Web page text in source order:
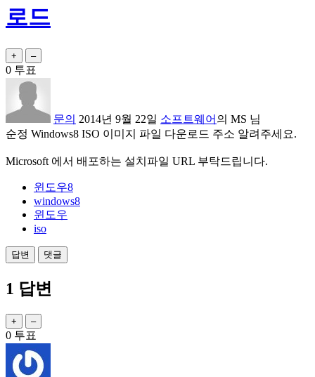
로드
0 투표
문의 2014년 9월 22일 소프트웨어 의 MS 님
순정 Windows8 ISO 이미지 파일 다운로드 주소 알려주세요.
Microsoft 에서 배포하는 설치파일 URL 부탁드립니다.
윈도우8
windows8
윈도우
iso
1 답변
0 투표